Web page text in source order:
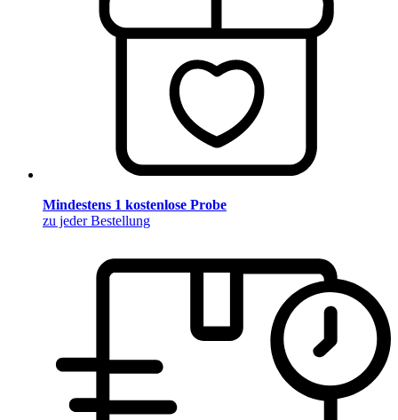
Mindestens 1 kostenlose Probe
zu jeder Bestellung